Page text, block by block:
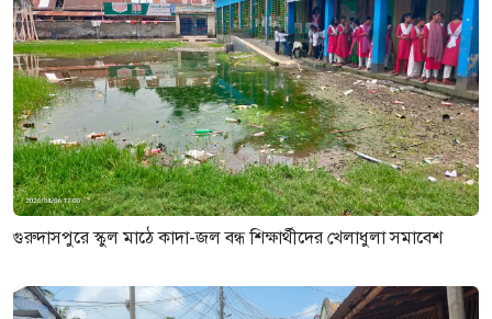
গুরুদাসপুরে স্কুল মাঠে কাদা-জল বন্ধ শিক্ষার্থীদের খেলাধুলা সমাবেশ